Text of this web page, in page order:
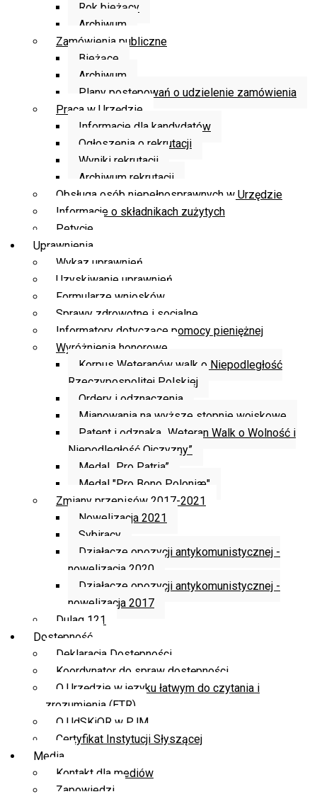
Rok bieżący
Archiwum
Zamówienia publiczne
Bieżące
Archiwum
Plany postępowań o udzielenie zamówienia
Praca w Urzędzie
Informacje dla kandydatów
Ogłoszenia o rekrutacji
Wyniki rekrutacji
Archiwum rekrutacji
Obsługa osób niepełnosprawnych w Urzędzie
Informacje o składnikach zużytych
Petycje
Uprawnienia
Wykaz uprawnień
Uzyskiwanie uprawnień
Formularze wniosków
Sprawy zdrowotne i socjalne
Informatory dotyczące pomocy pieniężnej
Wyróżnienia honorowe
Korpus Weteranów walk o Niepodległość
Rzeczypospolitej Polskiej
Ordery i odznaczenia
Mianowania na wyższe stopnie wojskowe
Patent i odznaka „Weteran Walk o Wolność i
Niepodległość Ojczyzny”
Medal „Pro Patria”
Medal "Pro Bono Poloniæ"
Zmiany przepisów 2017-2021
Nowelizacja 2021
Sybiracy
Działacze opozycji antykomunistycznej -
nowelizacja 2020
Działacze opozycji antykomunistycznej -
nowelizacja 2017
Dulag 121
Dostępność
Deklaracja Dostępności
Koordynator do spraw dostępności
O Urzędzie w języku łatwym do czytania i
zrozumienia (ETR)
O UdSKiOR w PJM
Certyfikat Instytucji Słyszącej
Media
Kontakt dla mediów
Zapowiedzi